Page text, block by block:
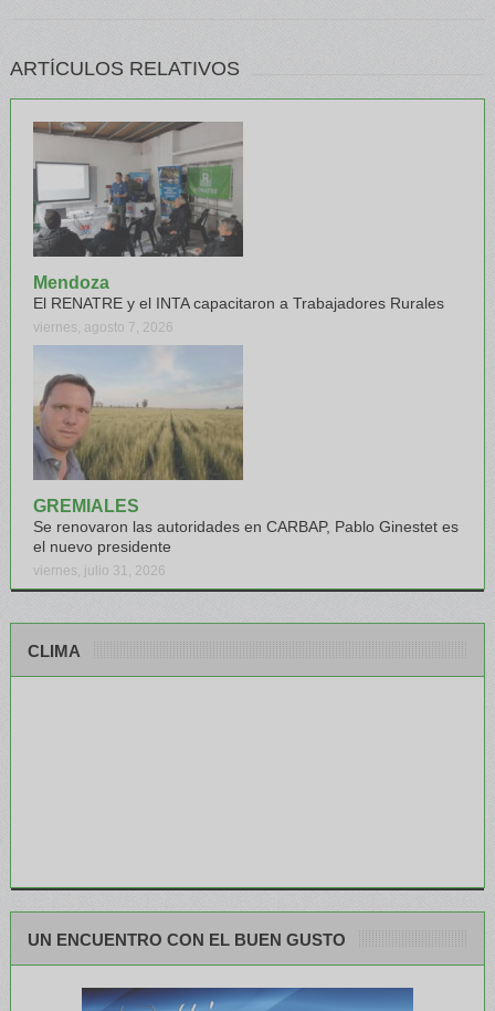
ARTÍCULOS RELATIVOS
Mendoza
El RENATRE y el INTA capacitaron a Trabajadores Rurales
viernes, agosto 7, 2026
GREMIALES
Se renovaron las autoridades en CARBAP, Pablo Ginestet es
el nuevo presidente
viernes, julio 31, 2026
CLIMA
UN ENCUENTRO CON EL BUEN GUSTO